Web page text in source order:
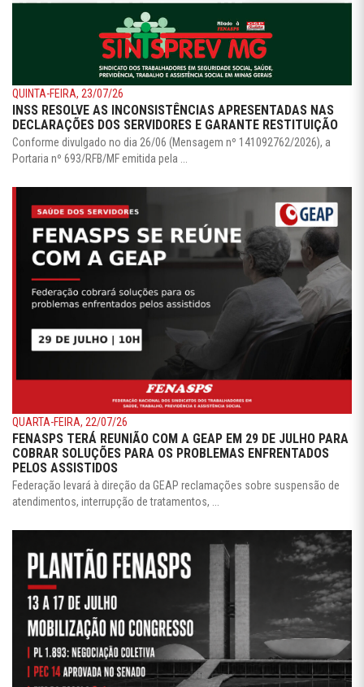
QUINTA-FEIRA, 23/07/26
INSS RESOLVE AS INCONSISTÊNCIAS APRESENTADAS NAS
DECLARAÇÕES DOS SERVIDORES E GARANTE RESTITUIÇÃO
Conforme divulgado no dia 26/06 (Mensagem nº 141092762/2026), a
Portaria nº 693/RFB/MF emitida pela ...
QUARTA-FEIRA, 22/07/26
FENASPS TERÁ REUNIÃO COM A GEAP EM 29 DE JULHO PARA
COBRAR SOLUÇÕES PARA OS PROBLEMAS ENFRENTADOS
PELOS ASSISTIDOS
Federação levará à direção da GEAP reclamações sobre suspensão de
atendimentos, interrupção de tratamentos, ...